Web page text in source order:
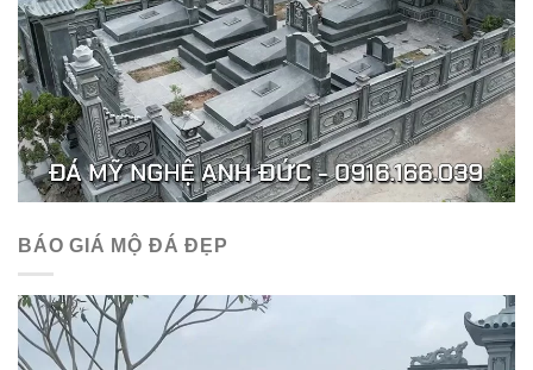
BÁO GIÁ MỘ ĐÁ ĐẸP